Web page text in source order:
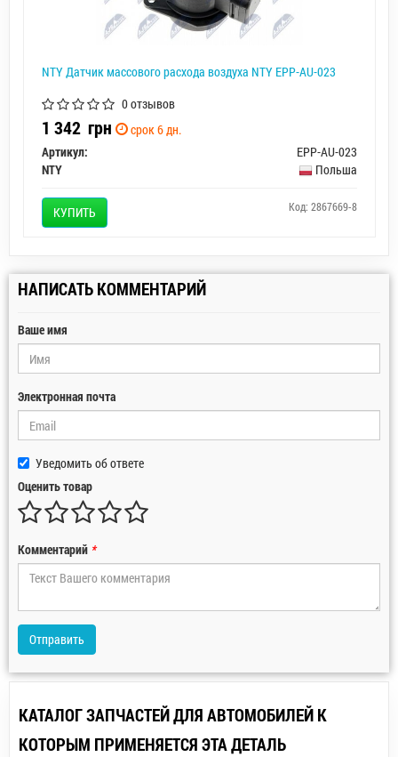
NTY Датчик массового расхода воздуха NTY EPP-AU-023
0 отзывов
1 342 грн
срок 6 дн.
Артикул:
EPP-AU-023
NTY
Польша
КУПИТЬ Код: 2867669-8
НАПИСАТЬ КОММЕНТАРИЙ
Ваше имя
Электронная почта
Уведомить об ответе
Оценить товар
Комментарий *
Отправить
КАТАЛОГ ЗАПЧАСТЕЙ ДЛЯ АВТОМОБИЛЕЙ К
КОТОРЫМ ПРИМЕНЯЕТСЯ ЭТА ДЕТАЛЬ